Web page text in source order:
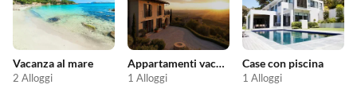
Vacanza al mare
2 Alloggi
Appartamenti vacanze economici
1 Alloggi
Case con piscina
1 Alloggi